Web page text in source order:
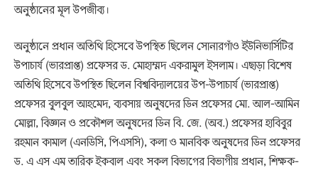
অনুষ্ঠানের মূল উপজীব্য।
অনুষ্ঠানে প্রধান অতিথি হিসেবে উপস্থিত ছিলেন সোনারগাঁও ইউনিভার্সিটির
উপাচার্য (ভারপ্রাপ্ত) প্রফেসর ড. মোহাম্মদ একরামুল ইসলাম। এছাড়া বিশেষ
অতিথি হিসেবে উপস্থিত ছিলেন বিশ্ববিদ্যালয়ের উপ-উপাচার্য (ভারপ্রাপ্ত)
প্রফেসর বুলবুল আহমেদ, ব্যবসায় অনুষদের ডিন প্রফেসর মো. আল-আমিন
মোল্লা, বিজ্ঞান ও প্রকৌশল অনুষদের ডিন বি. জে. (অব.) প্রফেসর হাবিবুর
রহমান কামাল (এনডিসি, পিএসসি), কলা ও মানবিক অনুষদের ডিন প্রফেসর
ড. এ এস এম তারিক ইকবাল এবং সকল বিভাগের বিভাগীয় প্রধান, শিক্ষক-